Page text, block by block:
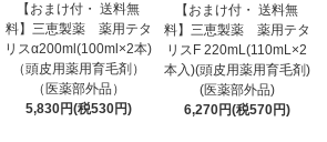
【おまけ付・ 送料無
料】三恵製薬 薬用テタ
リスα200ml(100ml×2本)
（頭皮用薬用育毛剤）
（医薬部外品）
5,830円(税530円)
【おまけ付・ 送料無
料】三恵製薬 薬用テタ
リスF 220mL(110mL×2
本入)(頭皮用薬用育毛剤)
(医薬部外品)
6,270円(税570円)